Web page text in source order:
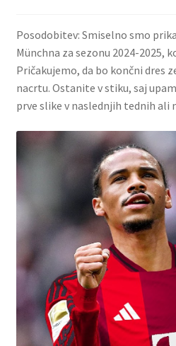
Posodobitev: Smiselno smo
Münchna za sezonu 2024-2025,
Pričakujemo, da bo končni dres
nacrtu. Ostanite v stiku, saj
prve slike v naslednjih tednih ali